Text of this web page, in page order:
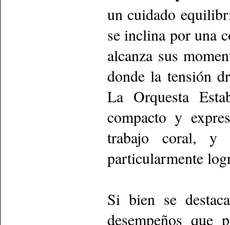
un cuidado
se inclina por una
alcanza sus
donde la tensión
La Orquesta
compacto y
trabajo coral, y
particularmente
Si bien se
desempeños que